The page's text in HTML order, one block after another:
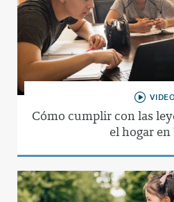
Cómo cumplir con las
el hogar